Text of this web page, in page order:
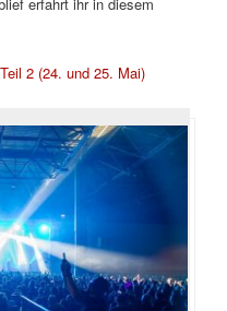
Teil 2 (24. und 25. Mai)